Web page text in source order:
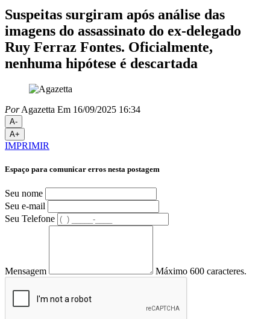
Suspeitas surgiram após análise das
imagens do assassinato do ex-delegado
Ruy Ferraz Fontes. Oficialmente,
nenhuma hipótese é descartada
PorAgazetta Em 16/09/2025 16:34
A-
A+
IMPRIMIR
Espaço para comunicar erros nesta postagem
Seu nome
Seu e-mail
Seu Telefone
Mensagem Máximo 600 caracteres.